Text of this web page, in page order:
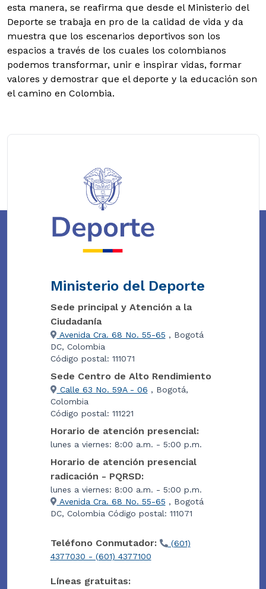
esta manera, se reafirma que desde el Ministerio del
Deporte se trabaja en pro de la calidad de vida y da
muestra que los escenarios deportivos son los
espacios a través de los cuales los colombianos
podemos transformar, unir e inspirar vidas, formar
valores y demostrar que el deporte y la educación son
el camino en Colombia.
Ministerio del Deporte
Sede principal y Atención a la
Ciudadanía
Avenida Cra. 68 No. 55-65 , Bogotá
DC, Colombia
Código postal: 111071
Sede Centro de Alto Rendimiento
Calle 63 No. 59A - 06 , Bogotá,
Colombia
Código postal: 111221
Horario de atención presencial:
lunes a viernes: 8:00 a.m. - 5:00 p.m.
Horario de atención presencial
radicación - PQRSD:
lunes a viernes: 8:00 a.m. - 5:00 p.m.
Avenida Cra. 68 No. 55-65 , Bogotá
DC, Colombia Código postal: 111071
Teléfono Conmutador:
(601)
4377030 - (601) 4377100
Líneas gratuitas: